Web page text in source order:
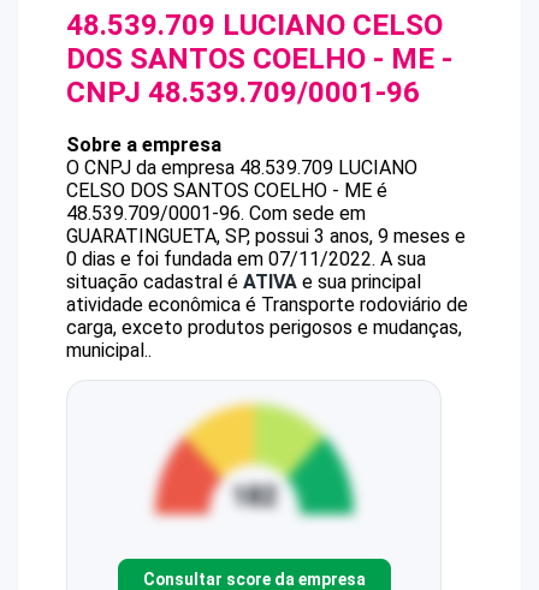
48.539.709 LUCIANO CELSO
DOS SANTOS COELHO - ME -
CNPJ 48.539.709/0001-96
Sobre a empresa
O CNPJ da empresa 48.539.709 LUCIANO
CELSO DOS SANTOS COELHO - ME é
48.539.709/0001-96. Com sede em
GUARATINGUETA, SP, possui 3 anos, 9 meses e
0 dias e foi fundada em 07/11/2022. A sua
situação cadastral é ATIVA e sua principal
atividade econômica é Transporte rodoviário de
carga, exceto produtos perigosos e mudanças,
municipal..
Consultar score da empresa